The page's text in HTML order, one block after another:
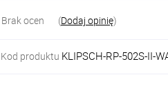
Brak ocen (Dodaj opinię)
Kod produktu KLIPSCH-RP-502S-II-